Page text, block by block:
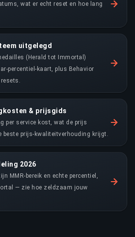
wat er echt reset en hoe lang
uitgelegd
(Herald tot Immortal)
percentiel-kaart, plus Behavior
& prijsgids
per service kost, wat de prijs
beste prijs-kwaliteitverhouding krijgt.
2026
MMR-bereik en echte percentiel,
— zie hoe zeldzaam jouw